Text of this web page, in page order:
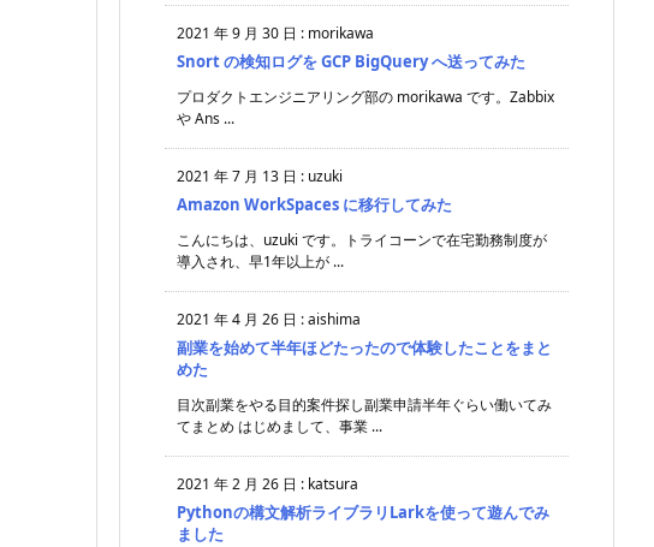
2021 年 9 月 30 日 : morikawa
Snort の検知ログを GCP BigQuery へ送ってみた
プロダクトエンジニアリング部の morikawa です。Zabbix
や Ans ...
2021 年 7 月 13 日 : uzuki
Amazon WorkSpaces に移行してみた
こんにちは、uzuki です。トライコーンで在宅勤務制度が
導入され、早1年以上が ...
2021 年 4 月 26 日 :aishima
副業を始めて半年ほどたったので体験したことをまと
めた
目次副業をやる目的案件探し副業申請半年ぐらい働いてみ
てまとめ はじめまして、事業 ...
2021 年 2 月 26 日 : katsura
Pythonの構文解析ライブラリLarkを使って遊んでみ
ました